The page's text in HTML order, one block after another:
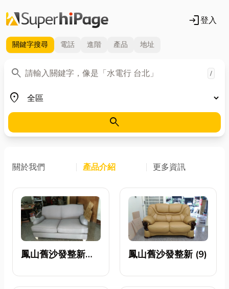
login登入
關鍵字搜尋 電話 進階 產品 地址
search
關鍵字 /
place
地區
search
關於我們 產品介紹 更多資訊
鳳山舊沙發整新
鳳山舊沙發整新 (9)